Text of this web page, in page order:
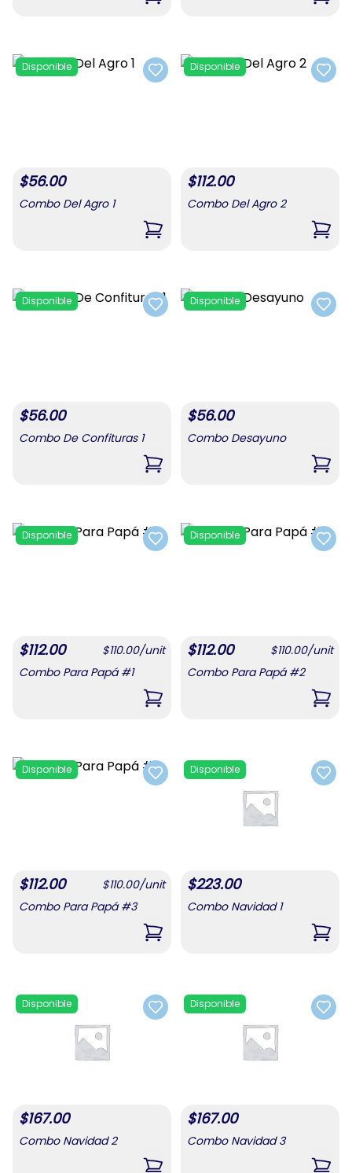
Add to favorites
Disponible
$56.00
Combo Del Agro 1
,Combo Del Agro 1
Add
Disponible
$112.00
Combo Del Agro 2
,
Add to favorites
Disponible
$56.00
Combo De Confituras 1
,Combo De Confituras 1
Add
Disponible
$56.00
Combo Desayuno
,
Add to favorites
Disponible
$112.00 $110.00/unit
Combo Para Papá #1
,Combo Para Papá #1
Add
Disponible
$112.00 $110.00/unit
Combo Para Papá #2
,
Add to favorites
Disponible
$112.00 $110.00/unit
Combo Para Papá #3
,Combo Para Papá #3
Add
Disponible
$223.00
Combo Navidad 1
,
Add to favorites
Disponible
$167.00
Combo Navidad 2
Add
Disponible
$167.00
Combo Navidad 3